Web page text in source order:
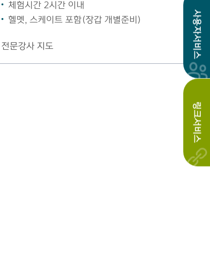
사용자서비스
링크서비스
체험시간 2시간 이내
헬멧, 스케이트 포함(장갑 개별준비)
전문강사 지도